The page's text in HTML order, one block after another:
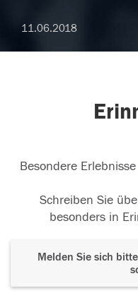
11.06.2018
Besondere
Schreiben Sie
besonders in
Melden Sie sich